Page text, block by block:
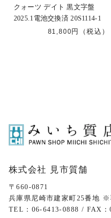
クォーツ デイト 黒文字盤
2025.1電池交換済 20S1114-1
81,800
株式会社 見市質舗
〒660-0871
兵庫県尼崎市建家町25番地 ※
TEL：06-6413-0888 / FAX：